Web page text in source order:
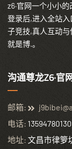
z6·官网一个小小
登录后,进入全站
子竞技,真人互动
就是博.。
沟通尊龙Z6·官
邮箱:
电话: 13594780130
地址: 文昌市律箩